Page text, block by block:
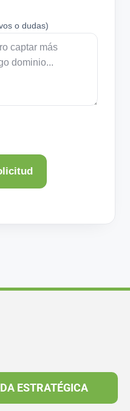
o dudas)
ESTRATÉGICA